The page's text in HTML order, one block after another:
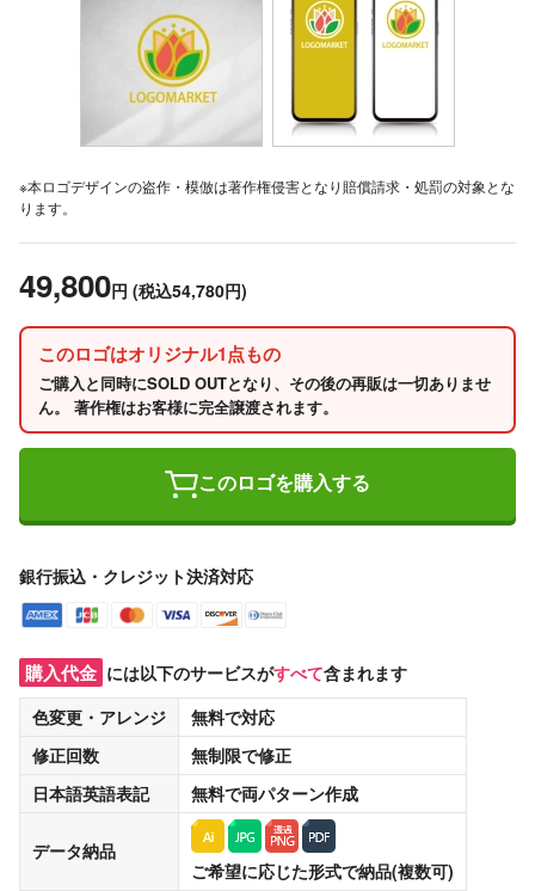
※本ロゴデザインの盗作・模倣は著作権侵害となり賠償請求・処罰の対象とな
ります。
49,800円 (税込54,780円)
このロゴはオリジナル1点もの
ご購入と同時にSOLD OUTとなり、その後の再販は一切ありませ
ん。 著作権はお客様に完全譲渡されます。
このロゴを購入する
銀行振込・クレジット決済対応
購入代金 には以下のサービスがすべて含まれます
色変更・アレンジ
無料で対応
修正回数
無制限で修正
日本語英語表記
無料で両パターン作成
データ納品
ご希望に応じた形式で納品(複数可)